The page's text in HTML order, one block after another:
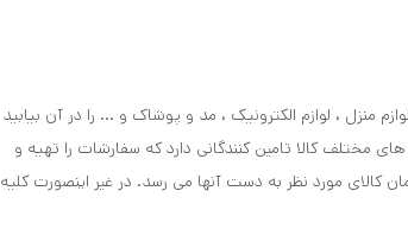
منزل ، لوازم الکترونیک ، مد و پوشاک و ... را در آن بیابید
مختلف کالا تامین کنندگانی دارد که سفارشات را تهیه و
کالای مورد نظر به دست آنها می رسد. در غیر اینصورت کلیه